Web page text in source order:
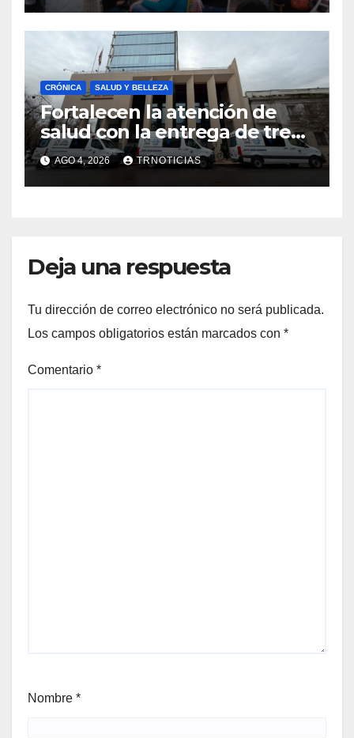
emprendimiento
CRÓNICA SALUD Y BELLEZA
Fortalecen la atención de
salud con la entrega de tres
nuevas ambulancias para
Cauquenes y Sagrada Familia
AGO 4, 2026 TRNOTICIAS
Deja una respuesta
Tu dirección de correo electrónico no será publicada.
Los campos obligatorios están marcados con *
Comentario *
Nombre *